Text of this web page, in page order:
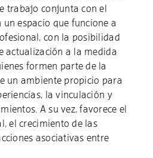
trabajo conjunta con el
un espacio que funcione a
con la posibilidad
actualización a la medida
formen parte de la
un ambiente propicio para
la vinculación y
A su vez, favorece el
el crecimiento de las
asociativas entre